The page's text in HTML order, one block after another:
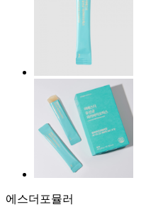
에스더포뮬러